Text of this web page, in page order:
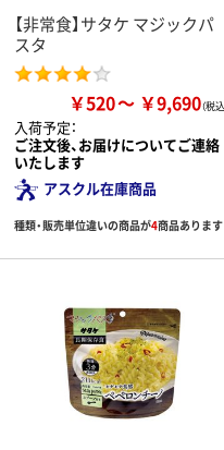
【非常食】サタケ マジックパ
スタ
￥520 ￥9,690
入荷予定：
ご注文後、お届けについてご連絡
いたします
アスクル在庫商品
種類・販売単位違いの商品が4商品あります